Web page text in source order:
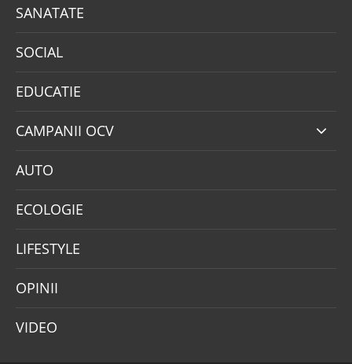
SANATATE
SOCIAL
EDUCATIE
CAMPANII OCV
AUTO
ECOLOGIE
LIFESTYLE
OPINII
VIDEO